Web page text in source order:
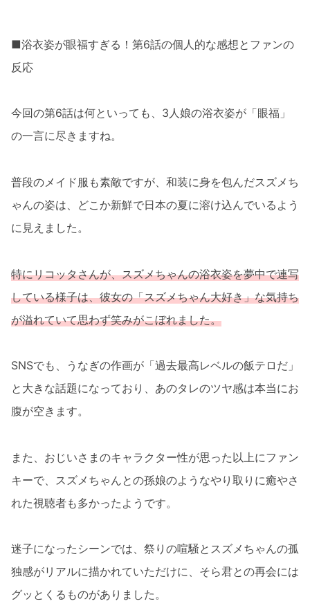
■浴衣姿が眼福すぎる！第6話の個人的な感想とファンの
反応
今回の第6話は何といっても、3人娘の浴衣姿が「眼福」
の一言に尽きますね。
普段のメイド服も素敵ですが、和装に身を包んだスズメち
ゃんの姿は、どこか新鮮で日本の夏に溶け込んでいるよう
に見えました。
特にリコッタさんが、スズメちゃんの浴衣姿を夢中で連写
している様子は、彼女の「スズメちゃん大好き」な気持ち
が溢れていて思わず笑みがこぼれました。
SNSでも、うなぎの作画が「過去最高レベルの飯テロだ」
と大きな話題になっており、あのタレのツヤ感は本当にお
腹が空きます。
また、おじいさまのキャラクター性が思った以上にファン
キーで、スズメちゃんとの孫娘のようなやり取りに癒やさ
れた視聴者も多かったようです。
迷子になったシーンでは、祭りの喧騒とスズメちゃんの孤
独感がリアルに描かれていただけに、そら君との再会には
グッとくるものがありました。